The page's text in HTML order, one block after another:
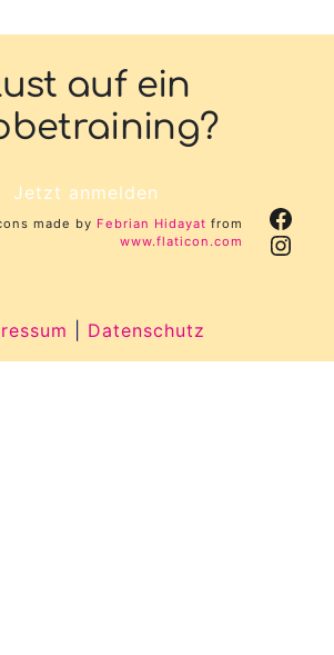
auf ein
Jetzt anmelden
made by Febrian Hidayat from
www.flaticon.com
Datenschutz